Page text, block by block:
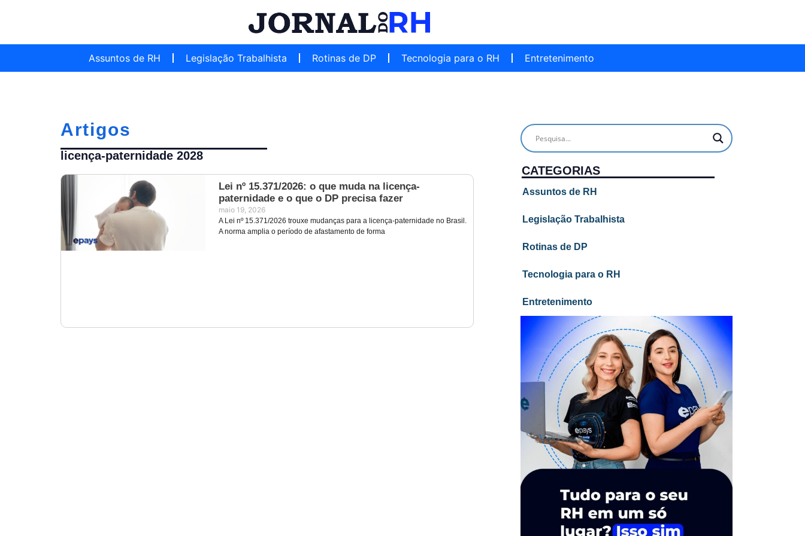
Assuntos de RH Legislação Trabalhista Rotinas de DP Tecnologia para o RH Entretenimento
Artigos
licença-paternidade 2028
Lei nº 15.371/2026: o que muda na licença-
paternidade e o que o DP precisa fazer
maio 19, 2026
A Lei nº 15.371/2026 trouxe mudanças para a licença-paternidade no Brasil.
A norma amplia o período de afastamento de forma
CATEGORIAS
Assuntos de RH
Legislação Trabalhista
Rotinas de DP
Tecnologia para o RH
Entretenimento